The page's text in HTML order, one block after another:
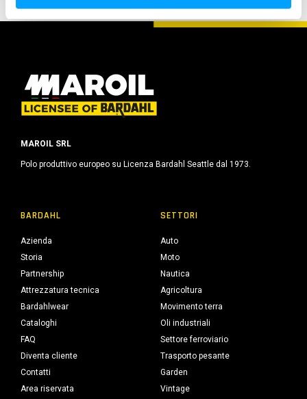
MAROIL SRL
Polo produttivo europeo su Licenza Bardahl Seattle dal 1973.
BARDAHL
Azienda
Storia
Partnership
Attrezzatura tecnica
Bardahlwear
Cataloghi
FAQ
Diventa cliente
Contatti
Area riservata
SETTORI
Auto
Moto
Nautica
Agricoltura
Movimento terra
Oli industriali
Settore ferroviario
Trasporto pesante
Garden
Vintage